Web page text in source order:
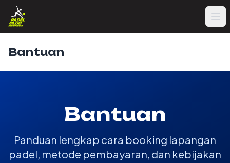
Bantuan
Bantuan
Panduan lengkap cara booking lapangan
padel, metode pembayaran, dan kebijakan